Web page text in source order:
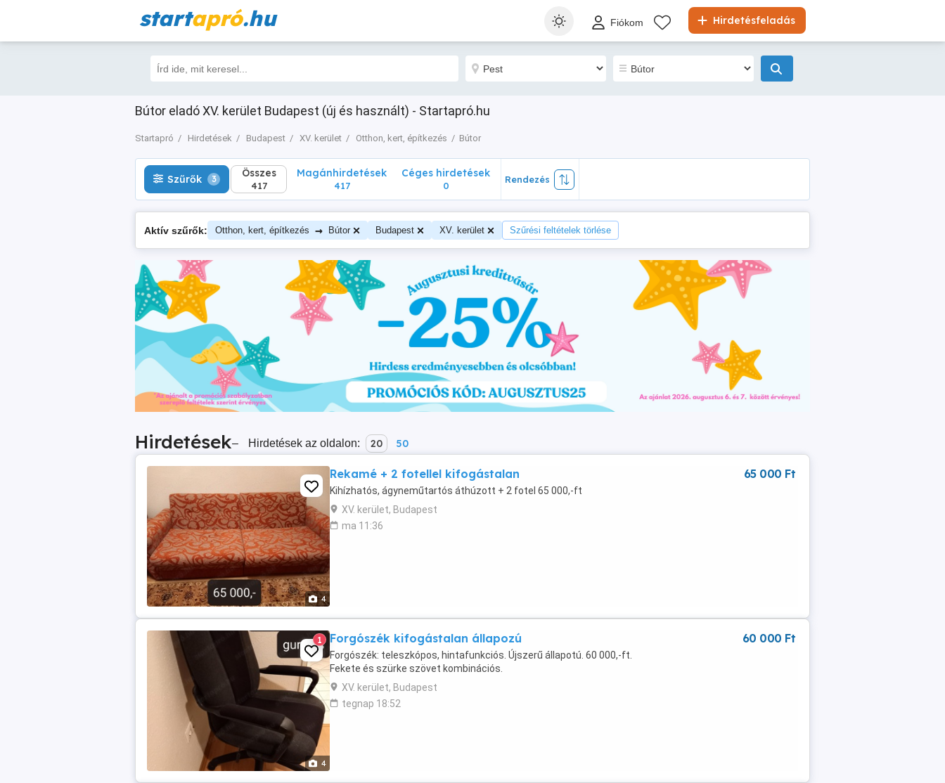
startapró.hu Hirdetésfeladás
Fiókom
Bútor eladó XV. kerület Budapest (új és használt) - Startapró.hu
Startapró Hirdetések Budapest XV. kerület Otthon, kert, építkezés Bútor
Szűrők 3 Összes
417
Szűrők 3 Összes
417
Magánhirdetések
417
Céges hirdetések
0
Rendezés
Aktív szűrők: Otthon, kert, építkezés → Bútor Budapest XV. kerület Szűrési feltételek törlése
Hirdetések– Hirdetések az oldalon: 20 50
4
Rekamé + 2 fotellel kifogástalan
Kihízhatós, ágyneműtartós áthúzott + 2 fotel 65 000,-ft
XV. kerület, Budapest
ma 11:36
65 000 Ft
4
1 Forgószék kifogástalan állapozú
Forgószék: teleszkópos, hintafunkciós. Újszerű állapotú. 60 000,-ft.
Fekete és szürke szövet kombinációs.
XV. kerület, Budapest
tegnap 18:52
60 000 Ft